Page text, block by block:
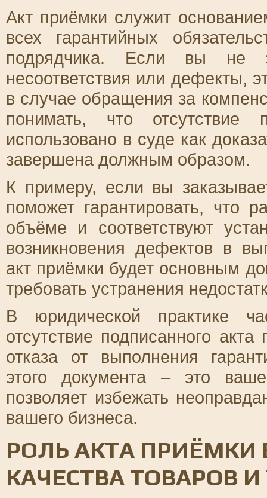
Акт приёмки служит
всех гарантийных
подрядчика. Если вы не
несоответствия или дефекты,
в случае обращения за
понимать, что
использовано в суде как
завершена должным образом.
К примеру, если вы
поможет гарантировать, что
объёме и соответствуют
возникновения дефектов в
акт приёмки будет основным
требовать устранения
В юридической практике
отсутствие подписанного
отказа от выполнения
этого документа – это
позволяет избежать
вашего бизнеса.
РОЛЬ АКТА
КАЧЕСТВА ТОВАРОВ И